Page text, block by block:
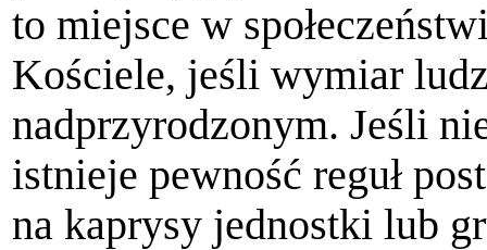
to miejsce w
Kościele, jeśli wymiar
nadprzyrodzonym. Jeśli
istnieje pewność reguł
na kaprysy jednostki lub